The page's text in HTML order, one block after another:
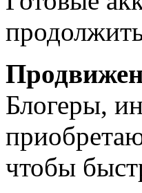
Блогеры,
чтобы